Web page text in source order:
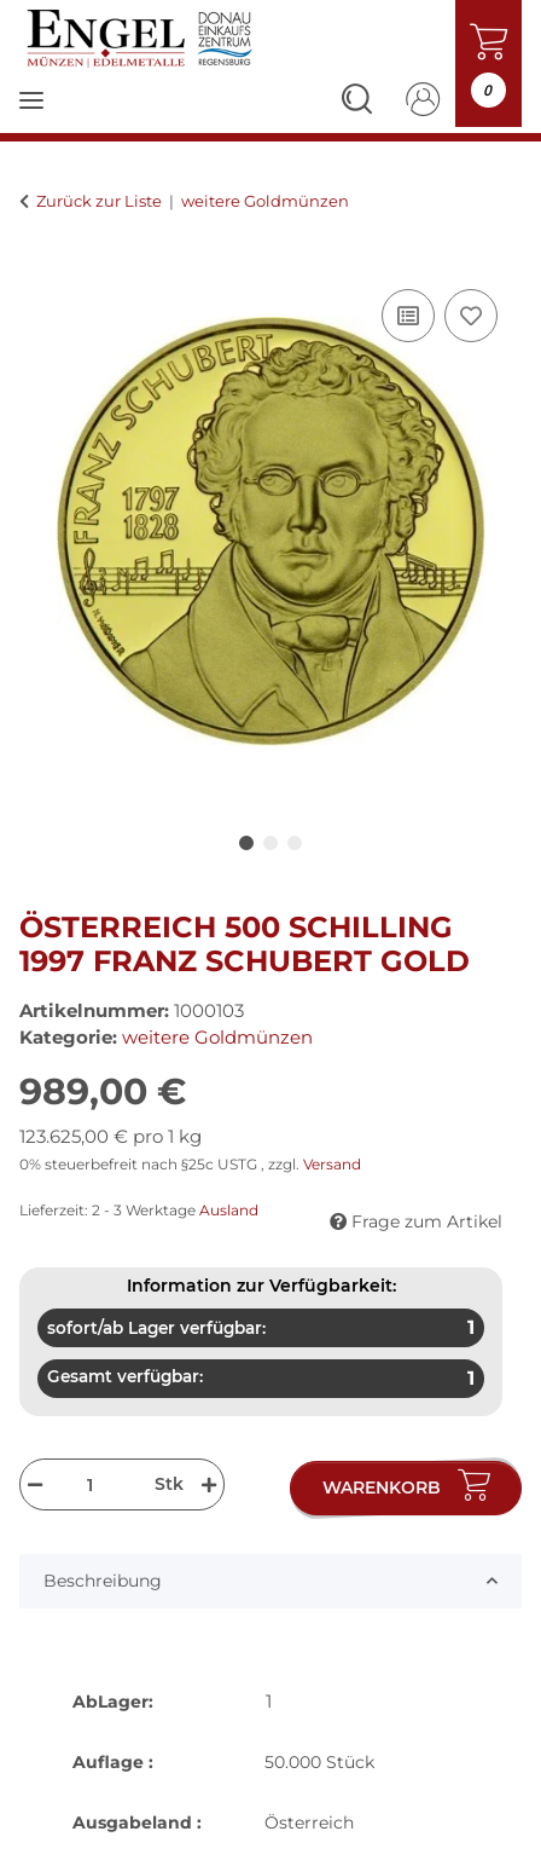
0
Zurück zur Liste weitere Goldmünzen
ÖSTERREICH 500 SCHILLING
1997 FRANZ SCHUBERT GOLD
Artikelnummer: 1000103
Kategorie: weitere Goldmünzen
989,00 €
123.625,00 € pro 1 kg
0% steuerbefreit nach §25c USTG , zzgl. Versand
Lieferzeit: 2 - 3 Werktage Ausland
Frage zum Artikel
Information zur Verfügbarkeit:
sofort/ab Lager verfügbar: 1
Gesamt verfügbar: 1
Stk WARENKORB
Beschreibung
AbLager: 1
Auflage : 50.000 Stück
Ausgabeland : Österreich